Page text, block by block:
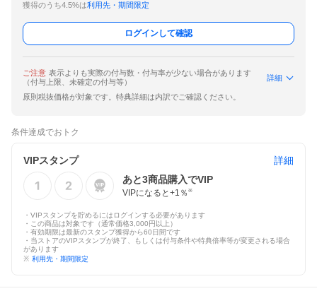
獲得のうち4.5%は利用先・期間限定
ログインして確認
ご注意 表示よりも実際の付与数・付与率が少ない場合があります
（付与上限、未確定の付与等）
詳細
原則税抜価格が対象です。特典詳細は内訳でご確認ください。
条件達成でおトク
VIPスタンプ
詳細
あと3商品購入でVIP
VIPになると+1 ％ ※
・VIPスタンプを貯めるにはログインする必要があります
・この商品は対象です（通常価格3,000円以上）
・有効期限は最新のスタンプ獲得から60日間です
・当ストアのVIPスタンプが終了、もしくは付与条件や特典倍率等が変更される場合
があります
※ 利用先・期間限定